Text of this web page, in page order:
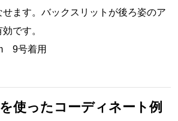
ます。バックスリットが後ろ姿のア
です。
9号着用
使ったコーディネート例